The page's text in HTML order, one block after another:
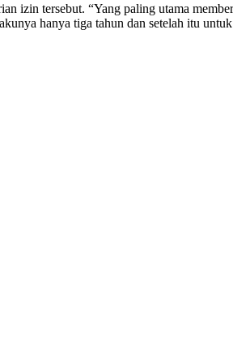
izin tersebut. “Yang paling utama
hanya tiga tahun dan setelah itu